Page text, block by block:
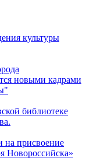
культуры
новыми кадрами
библиотеке
на присвоение
Новороссийска»